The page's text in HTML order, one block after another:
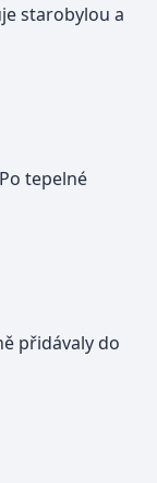
starobylou a
tepelné
přidávaly do